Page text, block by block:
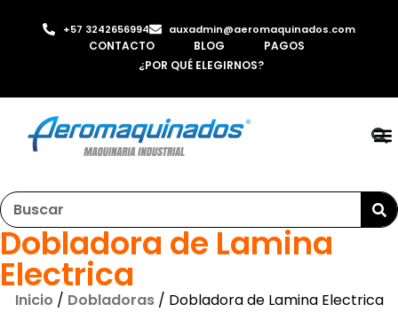
+57 3242656994 auxadmin@aeromaquinados.com
CONTACTO BLOG
PAGOS
¿POR QUÉ ELEGIRNOS?
Dobladora de Lamina
Electrica
Inicio / Dobladoras/ Dobladora de Lamina Electrica